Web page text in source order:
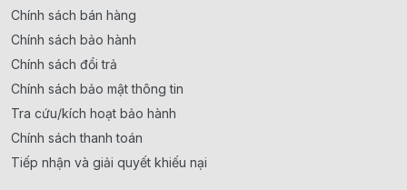
Chính sách bán hàng
Chính sách bảo hành
Chính sách đổi trả
Chính sách bảo mật thông tin
Tra cứu/kích hoạt bảo hành
Chính sách thanh toán
Tiếp nhận và giải quyết khiếu nại